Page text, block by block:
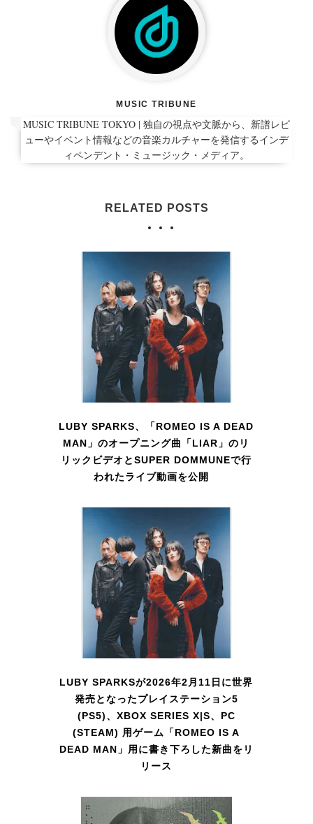
MUSIC TRIBUNE
MUSIC TRIBUNE TOKYO | 独自の視点や文脈から、新譜レビ
ューやイベント情報などの音楽カルチャーを発信するインデ
ィペンデント・ミュージック・メディア。
RELATED POSTS
LUBY SPARKS、「ROMEO IS A DEAD
MAN」のオープニング曲「LIAR」のリ
リックビデオとSUPER DOMMUNEで行
われたライブ動画を公開
LUBY SPARKSが2026年2月11日に世界
発売となったプレイステーション5
(PS5)、XBOX SERIES X|S、PC
(STEAM) 用ゲーム「ROMEO IS A
DEAD MAN」用に書き下ろした新曲をリ
リース